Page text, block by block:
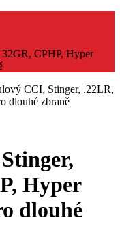
CPHP, Hyper
CCI, Stinger, .22LR,
dlouhé zbraně
Hyper
dlouhé